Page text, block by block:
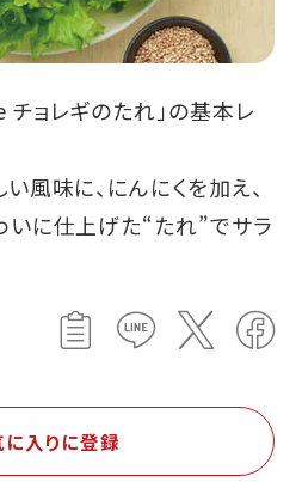
ョレギのたれ」の基本レ
風味に、にんにくを加え、
いに仕上げた“たれ”でサラ
入りに登録